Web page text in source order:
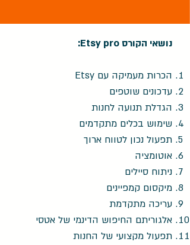
נושאי הקורס Etsy pro:
הכרות מעמיקה עם Etsy
עדכונים שוטפים
הגדלת תנועה לחנות
שימוש בכלים מתקדמים
תפעול נכון לטווח ארוך
אוטומציה
ניתוח סיילים
מיקסום קמפיינים
עריכה מתקדמת
אלגוריתם החיפוש הדינמי של אטסי
תפעול מקצועי של החנות